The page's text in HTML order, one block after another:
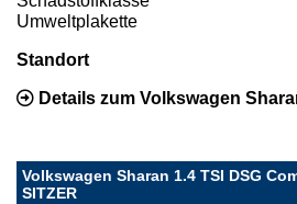
Umweltplakette
Standort
Details zum Volkswagen
Volkswagen Sharan 1.4 TSI DSG
SITZER